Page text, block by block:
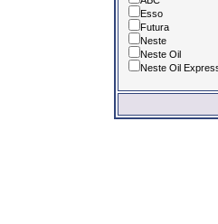
Esso
Futura
Neste
Neste Oil
Neste Oil